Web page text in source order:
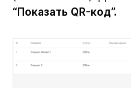
“Показать QR-код”.